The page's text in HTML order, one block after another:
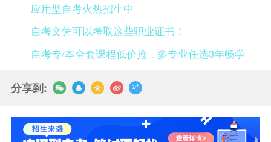
应用型自考火热招生中
自考文凭可以考取这些职业证书！
自考专/本全套课程低价抢，多专业任选3年畅学
分享到: